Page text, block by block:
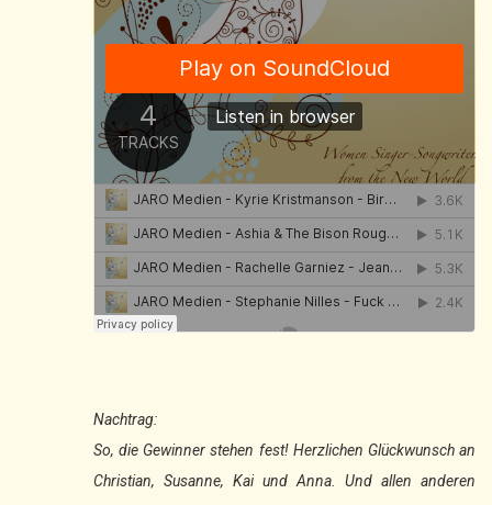
Nachtrag:
So, die Gewinner stehen fest! Herzlichen Glückwunsch an
Christian, Susanne, Kai und Anna. Und allen anderen